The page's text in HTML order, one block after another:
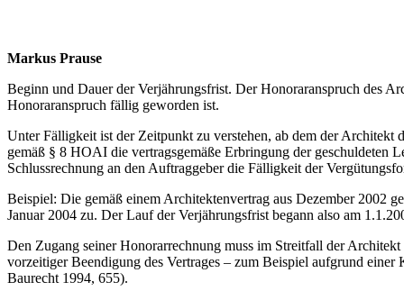
Markus Prause
Beginn und Dauer der Verjährungsfrist. Der Honoraranspruch des
Honoraranspruch fällig geworden ist.
Unter Fälligkeit ist der Zeitpunkt zu verstehen, ab dem der
gemäß § 8 HOAI die vertragsgemäße Erbringung der geschuldeten
Schlussrechnung an den Auftraggeber die Fälligkeit der
Beispiel: Die gemäß einem Architektenvertrag aus Dezember 2002
Januar 2004 zu. Der Lauf der Verjährungsfrist begann also am
Den Zugang seiner Honorarrechnung muss im Streitfall der
vorzeitiger Beendigung des Vertrages – zum Beispiel aufgrund
Baurecht 1994, 655).